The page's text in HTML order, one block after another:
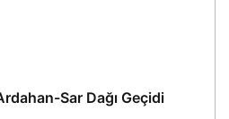
Sar Dağı Geçidi